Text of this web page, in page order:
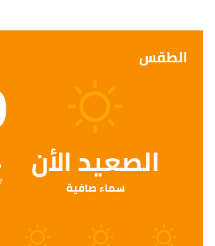
الطقس
الصعيد الأن
سماء صافية